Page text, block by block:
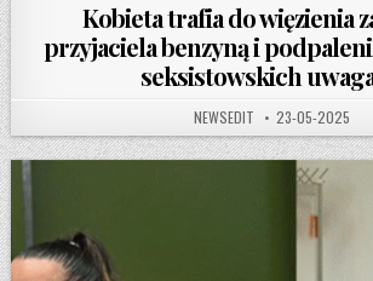
Kobieta trafia do więzienia
przyjaciela benzyną i
seksistowskich
AUTHOR:
NEWSEDIT PUBLISHED DATE:
23-05-2025